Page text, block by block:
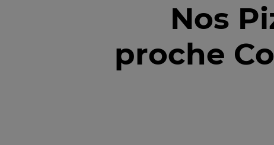
Nos
proche